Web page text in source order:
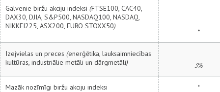
Galvenie biržu akciju indeksi (FTSE100, CAC40,
DAX30, DJIA, S&P500, NASDAQ100, NASDAQ,
NIKKEI225, ASX200, EURO STOXX50)
*
Izejvielas un preces (enerģētika, lauksaimniecības
kultūras, industriālie metāli un dārgmetāli) 3%
Mazāk nozīmīgi biržu akciju indeksi *